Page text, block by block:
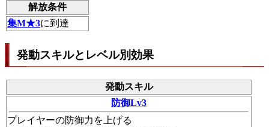
解放条件
集M★3に到達
発動スキルとレベル別効果
発動スキル
防御Lv3
プレイヤーの防御力を上げる